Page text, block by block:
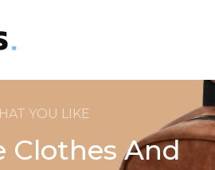
YOU LIKE
Clothes And